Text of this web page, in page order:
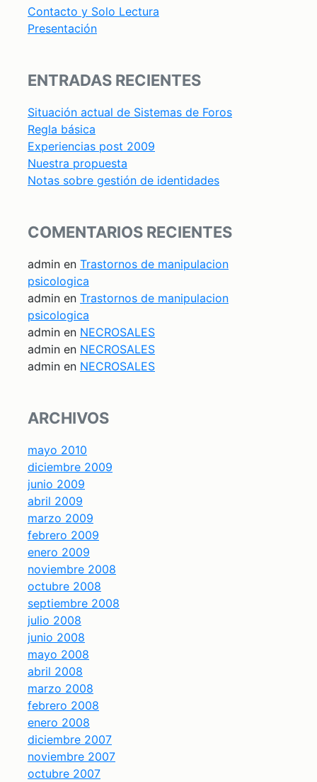
Contacto y Solo Lectura
Presentación
ENTRADAS RECIENTES
Situación actual de Sistemas de Foros
Regla básica
Experiencias post 2009
Nuestra propuesta
Notas sobre gestión de identidades
COMENTARIOS RECIENTES
admin en Trastornos de manipulacion
psicologica
admin en Trastornos de manipulacion
psicologica
admin en NECROSALES
admin en NECROSALES
admin en NECROSALES
ARCHIVOS
mayo 2010
diciembre 2009
junio 2009
abril 2009
marzo 2009
febrero 2009
enero 2009
noviembre 2008
octubre 2008
septiembre 2008
julio 2008
junio 2008
mayo 2008
abril 2008
marzo 2008
febrero 2008
enero 2008
diciembre 2007
noviembre 2007
octubre 2007